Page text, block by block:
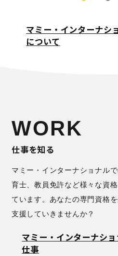
マミー・インターナシ
について
WORK
仕事を知る
マミー・インターナショナル
育士、教員免許など様々な資
ています。あなたの専門資格
支援していきませんか？
マミー・インターナシ
仕事